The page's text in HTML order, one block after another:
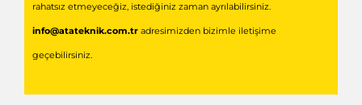
rahatsız etmeyeceğiz, istediğiniz zaman ayrılabilirsiniz.
info@atateknik.com.tradresimizden bizimle iletişime
geçebilirsiniz.